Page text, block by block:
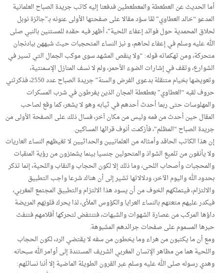
أما الحديث عن العطعطة والمعطعطين فدفعنا إليه كاتب جريدة الصباح العلمانية
المدعو “خالد العطاوي” لمَّا سوّد مقالا على صفحتها الأولى عنونه بـ”جائزة نوبل
لحلاق المحمدية حول فوائد إعفاء اللحية”، أظهر فيه حقده للمستنين بالنبي صلى
الله عليه وسلم في إعفاء لحاهم، و نبز النساء المتحجبات حيث شبههن ببادنجان
متحركة، ومن تهكماته قوله: “ولا ينقص المشهد سوى موكب الجمال التي تسير في
الشوارع، وتقف في إشارات الضوء الأحمر، ولم لا نسف المنازل الإسمنتية،
وتعويضها بخيام متنقلة بدعوى الفرض والسنة” جريدة الصباح عدد 2550، فذكرتني
حروف لقبه “العطاوي” بعطعطة المجان الذين يفرطون في شرب المسكرات
والمهلوسات حتى ربما أحدث أحدهم في ثيابه وهو لا يشعر، كما وقع لصاحب
المقال حين أحدث من فمه وليس من مكان آخر، فسال ذلك على الصفحة الأولى من
جريدة الصباح “المظلم”، فأزكمت أنوف قرائها المساكين.
إن هذا الكاتب الحاقد وأمثاله من العلمانيين والحداثيين لا تغيظهم النساء العاريات
ولا يأنفون من تلميع الشواذ والمتحولين جنسيا بينما يشمئزون من رؤية المنقبات
والمحجبات وأصحاب اللحى، وما ذلك إلا لكون الحجاب والنقاب واللحية، إنما تذكر
بحدود الله واليوم الآخر، ودلالاتها تشير إلى أن هناك شرعا واجب التطبيق
والالتزام، فيتملكهم الخوف من أن يسود هذا الالتزام والتطبيق المجتمع المغربي،
فيكدر عليهم متعتهم بالنساء العرايا والكؤوس الملأى، لذا يحرك قلوبَهم المريضة
داؤها المركب من عصارة الشهوات والشبهات، فتنتفض لتحركها أقلامهم فتنفث
حبرها المسموم على صفحات جرائدهم المشبوهة.
ومع أن ما يكتبون من هراء وما يخطون من سفه لا يقتضي الرد، لكون الحجاب
واللحية هما من مظاهر الإنسان المغربي الشريف المستندة إلى أوامر الله سبحانه
وهدي رسوله صلى الله عليه وسلم عبر القرون الطويلة الماضية إلا أننا نسائلهم: